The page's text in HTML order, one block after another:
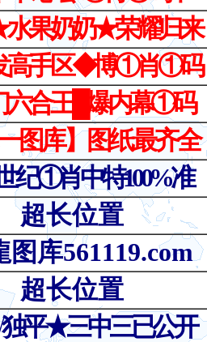
果奶奶★荣耀归来
高手区◆博①肖①码
六合王█爆内幕①码
图库】图纸最齐全
纪①肖中特100%准
超长位置
图库561119.com
超长位置
平★三中三已公开